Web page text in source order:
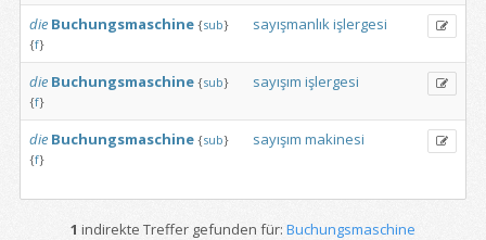
die Buchungsmaschine {sub}
{f}
sayışmanlıkişlergesi
die Buchungsmaschine {sub}
{f}
sayışım işlergesi
die Buchungsmaschine {sub}
{f}
sayışım makinesi
1 indirekte Treffer gefunden für: Buchungsmaschine